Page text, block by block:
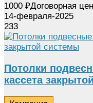
1000 ₽Договорная
14-февраля-2025
233
Потолки
кассета